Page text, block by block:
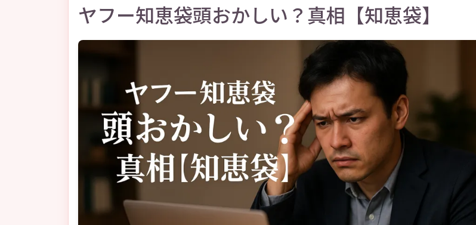
ヤフー知恵袋頭おかしい？真相【知恵袋】